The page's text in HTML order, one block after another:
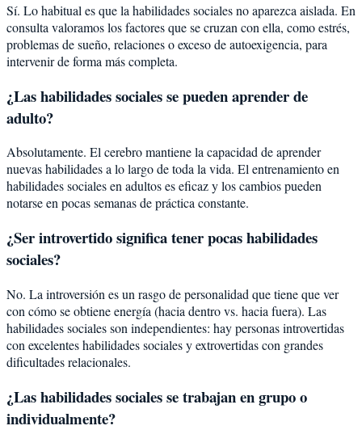
Sí. Lo habitual es que la habilidades sociales no aparezca aislada. En
consulta valoramos los factores que se cruzan con ella, como estrés,
problemas de sueño, relaciones o exceso de autoexigencia, para
intervenir de forma más completa.
¿Las habilidades sociales se pueden aprender de
adulto?
Absolutamente. El cerebro mantiene la capacidad de aprender
nuevas habilidades a lo largo de toda la vida. El entrenamiento en
habilidades sociales en adultos es eficaz y los cambios pueden
notarse en pocas semanas de práctica constante.
¿Ser introvertido significa tener pocas habilidades
sociales?
No. La introversión es un rasgo de personalidad que tiene que ver
con cómo se obtiene energía (hacia dentro vs. hacia fuera). Las
habilidades sociales son independientes: hay personas introvertidas
con excelentes habilidades sociales y extrovertidas con grandes
dificultades relacionales.
¿Las habilidades sociales se trabajan en grupo o
individualmente?